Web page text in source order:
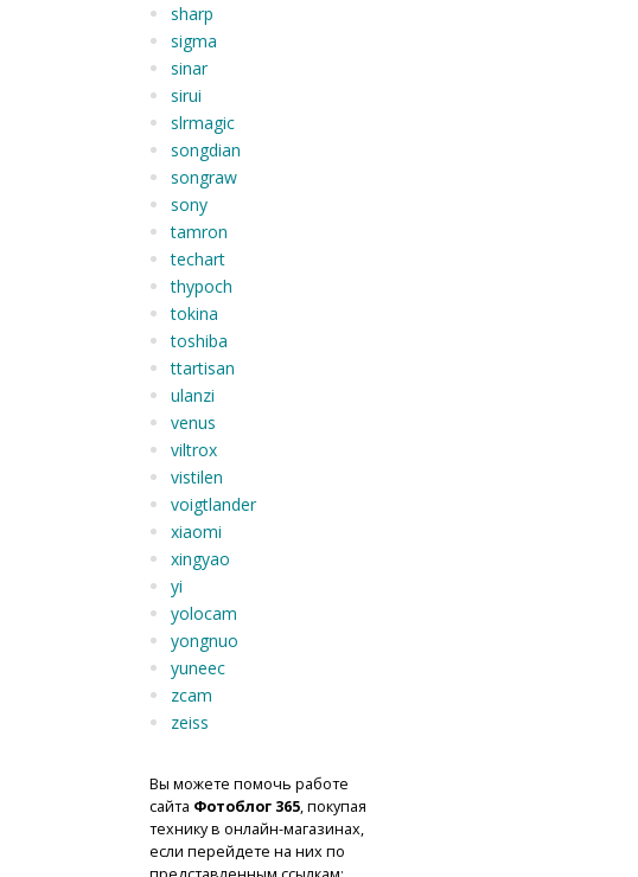
sharp
sigma
sinar
sirui
slrmagic
songdian
songraw
sony
tamron
techart
thypoch
tokina
toshiba
ttartisan
ulanzi
venus
viltrox
vistilen
voigtlander
xiaomi
xingyao
yi
yolocam
yongnuo
yuneec
zcam
zeiss
Вы можете помочь работе
сайта Фотоблог 365, покупая
технику в онлайн-магазинах,
если перейдете на них по